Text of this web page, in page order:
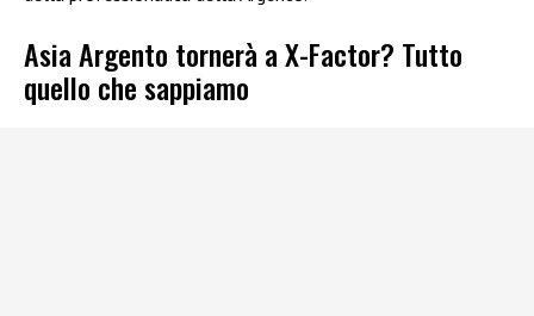
Asia Argento tornerà a X-Factor? Tutto
quello che sappiamo